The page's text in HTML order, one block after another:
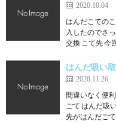
2020.10.04
はんだこての
入したのでさ
交換 こて先 今
はんだ吸い
2020.11.26
間違いなく便
ごて はんだ吸
先がはんだご